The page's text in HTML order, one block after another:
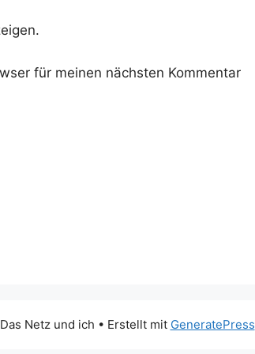
für meinen nächsten Kommentar
Netz und ich • Erstellt mit GeneratePress